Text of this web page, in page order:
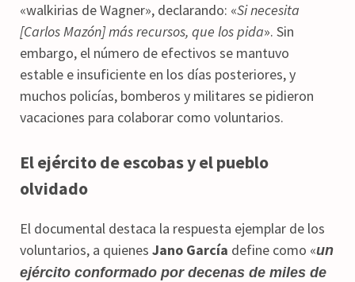
«walkirias de Wagner», declarando: «Si necesita
[Carlos Mazón] más recursos, que los pida». Sin
embargo, el número de efectivos se mantuvo
estable e insuficiente en los días posteriores, y
muchos policías, bomberos y militares se pidieron
vacaciones para colaborar como voluntarios.
El ejército de escobas y el pueblo
olvidado
El documental destaca la respuesta ejemplar de los
voluntarios, a quienes Jano García define como «un
ejército conformado por decenas de miles de